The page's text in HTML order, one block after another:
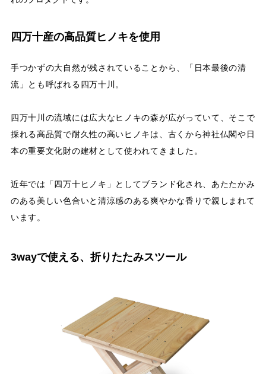
四万十産の高品質ヒノキを使用
手つかずの大自然が残されていることから、「日本最後の清
流」とも呼ばれる四万十川。
四万十川の流域には広大なヒノキの森が広がっていて、そこで
採れる高品質で耐久性の高いヒノキは、古くから神社仏閣や日
本の重要文化財の建材として使われてきました。
近年では「四万十ヒノキ」としてブランド化され、あたたかみ
のある美しい色合いと清涼感のある爽やかな香りで親しまれて
います。
3wayで使える、折りたたみスツール